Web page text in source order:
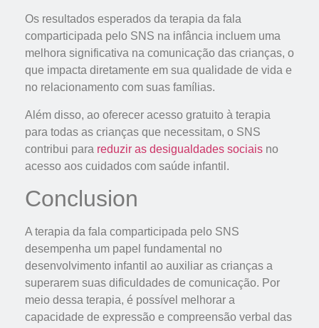
Os resultados esperados da terapia da fala
comparticipada pelo SNS na infância incluem uma
melhora significativa na comunicação das crianças, o
que impacta diretamente em sua qualidade de vida e
no relacionamento com suas famílias.
Além disso, ao oferecer acesso gratuito à terapia
para todas as crianças que necessitam, o SNS
contribui para reduzir as desigualdades sociais no
acesso aos cuidados com saúde infantil.
Conclusion
A terapia da fala comparticipada pelo SNS
desempenha um papel fundamental no
desenvolvimento infantil ao auxiliar as crianças a
superarem suas dificuldades de comunicação. Por
meio dessa terapia, é possível melhorar a
capacidade de expressão e compreensão verbal das